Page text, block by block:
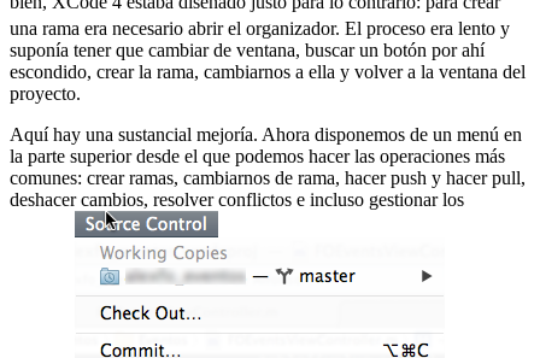
una rama era necesario abrir el organizador. El proceso era lento y
suponía tener que cambiar de ventana, buscar un botón por ahí
escondido, crear la rama, cambiarnos a ella y volver a la ventana del
proyecto.
Aquí hay una sustancial mejoría. Ahora disponemos de un menú en
la parte superior desde el que podemos hacer las operaciones más
comunes: crear ramas, cambiarnos de rama, hacer push y hacer pull,
deshacer cambios, resolver conflictos e incluso gestionar los